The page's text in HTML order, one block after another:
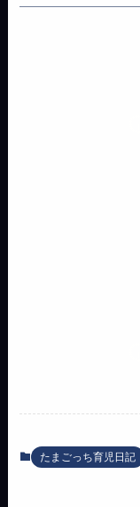
たまごっち育児日記